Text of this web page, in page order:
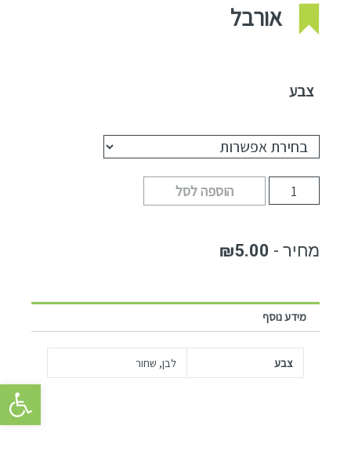
פתח
אורבל
צבע
הוספה לסל
₪5.00
מידע נוסף
צבע לבן, שחור